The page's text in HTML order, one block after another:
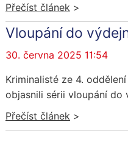
Přečíst článek>
Vloupání do
30. června 2025 11:54
Kriminalisté ze 4.
objasnili sérii vloupání do
Přečíst článek>